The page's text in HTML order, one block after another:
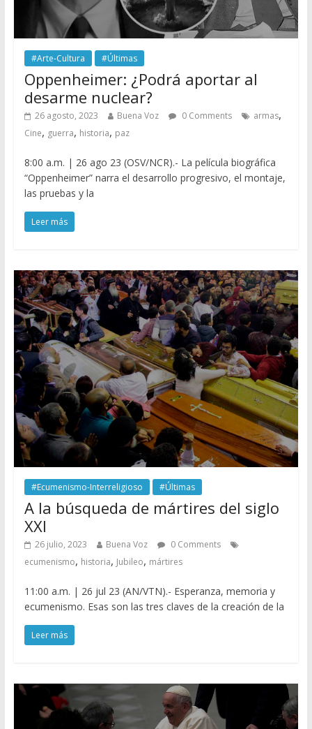
#Arte-Cultura #Últimas
Oppenheimer: ¿Podrá aportar al
desarme nuclear?
26 agosto, 2023 Buena Voz 0 Comments armas,
Cine, guerra, historia, paz
8:00 a.m. | 26 ago 23 (OSV/NCR).- La película biográfica
“Oppenheimer” narra el desarrollo progresivo, el montaje,
las pruebas y la
Leer más
#Ecumenismo-Interreligioso #Últimas
A la búsqueda de mártires del siglo
XXI
26 julio, 2023 Buena Voz
0 Comments
ecumenismo, historia, Jubileo, mártires
11:00 a.m. | 26 jul 23 (AN/VTN).- Esperanza, memoria y
ecumenismo. Esas son las tres claves de la creación de la
Leer más